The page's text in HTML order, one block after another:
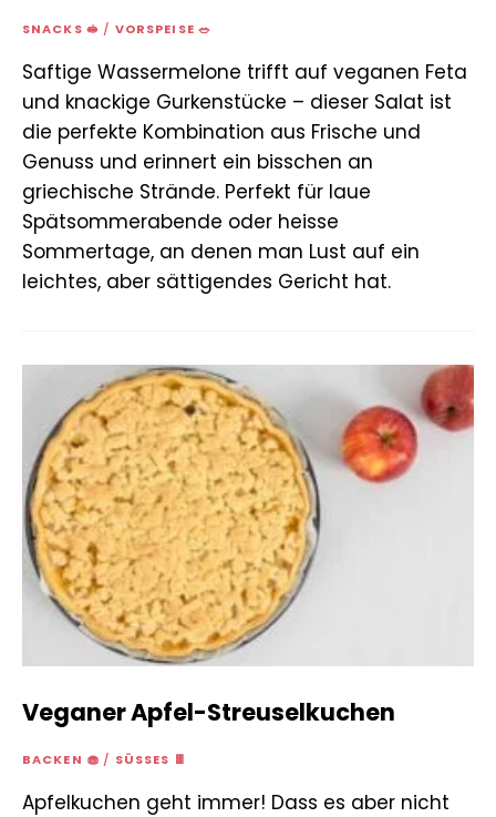
SNACKS 🥪 / VORSPEISE 🥗
Saftige Wassermelone trifft auf veganen Feta
und knackige Gurkenstücke – dieser Salat ist
die perfekte Kombination aus Frische und
Genuss und erinnert ein bisschen an
griechische Strände. Perfekt für laue
Spätsommerabende oder heisse
Sommertage, an denen man Lust auf ein
leichtes, aber sättigendes Gericht hat.
Veganer Apfel-Streuselkuchen
BACKEN 🧁 / SÜSSES 🍫
Apfelkuchen geht immer! Dass es aber nicht